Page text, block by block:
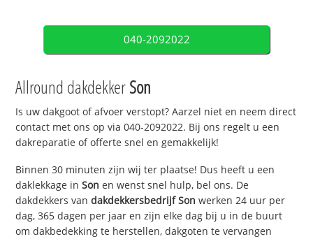
040-2092022
Allround dakdekkerSon
Is uw dakgoot of afvoer verstopt? Aarzel niet en neem direct
contact met ons op via 040-2092022. Bij ons regelt u een
dakreparatie of offerte snel en gemakkelijk!
Binnen 30 minuten zijn wij ter plaatse! Dus heeft u een
daklekkage inSon en wenst snel hulp, bel ons. De
dakdekkers vandakdekkersbedrijfSon werken 24 uur per
dag, 365 dagen per jaar en zijn elke dag bij u in de buurt
om dakbedekking te herstellen, dakgoten te vervangen